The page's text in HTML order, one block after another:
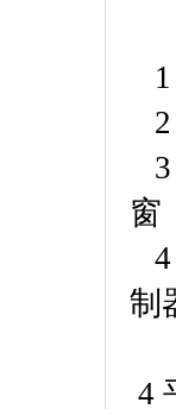
1
2
3
窗
4
制
4